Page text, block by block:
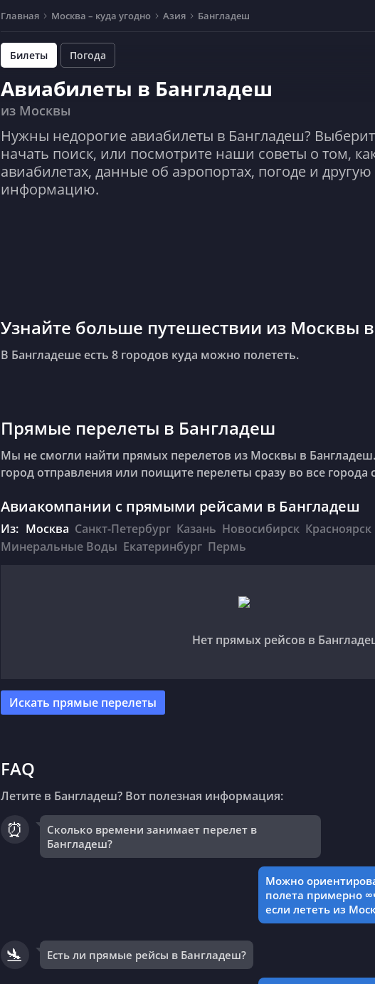
Главная Москва – куда угодно Азия Бангладеш
Билеты Погода
Авиабилеты в Бангладеш
из Москвы
Нужны недорогие авиабилеты в Бангладеш?
начать поиск, или посмотрите наши советы о том,
авиабилетах, данные об аэропортах, погоде и
информацию.
Узнайте больше путешествии из Москвы
В Бангладеше есть 8 городов куда можно полететь.
Прямые перелеты в Бангладеш
Мы не смогли найти прямых перелетов из Москвы в
город отправления или поищите перелеты сразу во все города
Авиакомпании с прямыми рейсами в Бангладеш
Из: Москва Санкт-Петербург Казань Новосибирск Красноярск
Минеральные Воды Екатеринбург Пермь
Нет прямых рейсов в
Искать прямые перелеты
FAQ
Летите в Бангладеш? Вот полезная информация:
⏰
Сколько времени занимает перелет в
Бангладеш?
Можно
полета примерно
если лететь из
🛬 Есть ли прямые рейсы в Бангладеш?